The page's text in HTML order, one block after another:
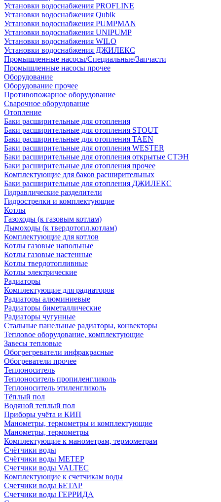
Установки водоснабжения PROFLINE
Установки водоснабжения Qubik
Установки водоснабжения PUMPMAN
Установки водоснабжения UNIPUMP
Установки водоснабжения WILO
Установки водоснабжения ДЖИЛЕКС
Промышленные насосы/Специальные/Запчасти
Промышленные насосы прочее
Оборудование
Оборудование прочее
Противопожарное оборудование
Сварочное оборудование
Отопление
Баки расширительные для отопления
Баки расширительные для отопления STOUT
Баки расширительные для отопления TAEN
Баки расширительные для отопления WESTER
Баки расширительные для отопления открытые СТЭН
Баки расширительные для отопления прочее
Комплектующие для баков расширительных
Баки расширительные для отопления ДЖИЛЕКС
Гидравлические разделители
Гидрострелки и комплектующие
Котлы
Газоходы (к газовым котлам)
Дымоходы (к твердотопл.котлам)
Комплектующие для котлов
Котлы газовые напольные
Котлы газовые настенные
Котлы твердотопливные
Котлы электрические
Радиаторы
Комплектующие для радиаторов
Радиаторы алюминиевые
Радиаторы биметаллические
Радиаторы чугунные
Стальные панельные радиаторы, конвекторы
Тепловое оборудование, комплектующие
Завесы тепловые
Обогрегреватели инфракрасные
Обогреватели прочее
Теплоноситель
Теплоноситель пропиленгликоль
Теплоноситель этиленгликоль
Тёплый пол
Водяной теплый пол
Приборы учёта и КИП
Манометры, термометры и комплектующие
Манометры, термометры
Комплектующие к манометрам, термометрам
Счётчики воды
Счётчики воды МЕТЕР
Счетчики воды VALTEC
Комплектующие к счетчикам воды
Счетчики воды БЕТАР
Счетчики воды ГЕРРИДА